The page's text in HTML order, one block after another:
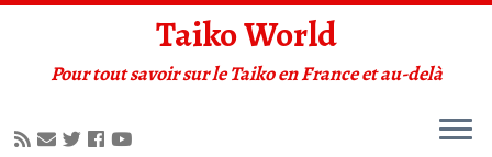
Taiko World
Pour tout savoir sur le Taiko en France et au-delà